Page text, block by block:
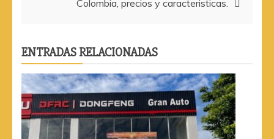
Colombia, precios y caracteristicas.
ENTRADAS RELACIONADAS